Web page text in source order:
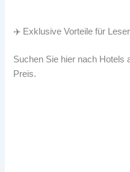
✈️ Exklusive Vorteile für Leser
Suchen Sie hier nach Hotels
Preis.